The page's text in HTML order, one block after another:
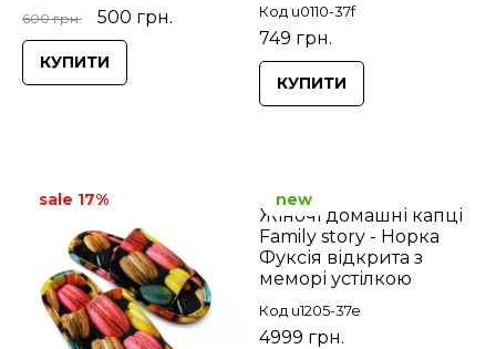
600 грн. 500 грн.
КУПИТИ
Код u0110-37f
749 грн.
КУПИТИ
sale 17%
Жіночі домашні капці
Family story - Норка
Фуксія відкрита з
меморі устілкою
Код u1205-37e
4999 грн.
new